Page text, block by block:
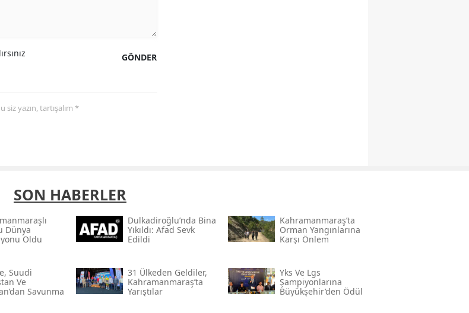
GÖNDER
yazın, tartışalım *
SON HABERLER
Dünya
Oldu
Dulkadiroğlu’nda Bina
Yıkıldı: Afad Sevk
Edildi
Kahramanmaraş’ta
Orman Yangınlarına
Karşı Önlem
Suudi
Ve
Savunma
31 Ülkeden Geldiler,
Kahramanmaraş’ta
Yarıştılar
Yks Ve Lgs
Şampiyonlarına
Büyükşehir’den Ödül